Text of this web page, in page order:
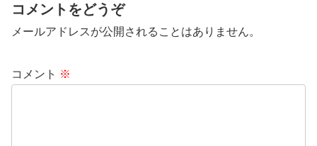
コメントをどうぞ
メールアドレスが公開されることはありません。
コメント ※